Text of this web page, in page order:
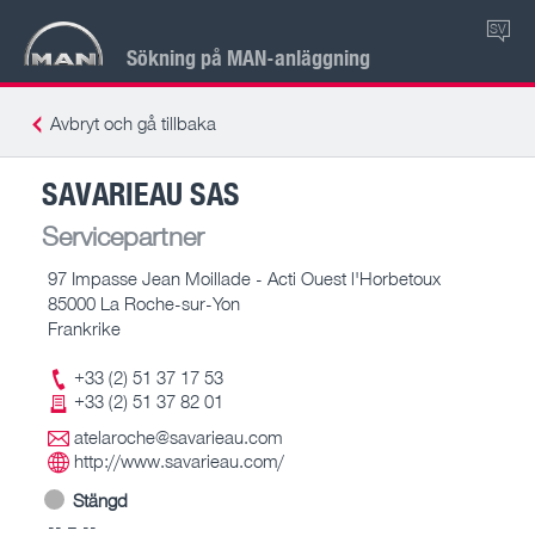
Sökning på MAN-anläggning
SV
Avbryt och gå tillbaka
SAVARIEAU SAS
Servicepartner
97 Impasse Jean Moillade - Acti Ouest l'Horbetoux
85000 La Roche-sur-Yon
Frankrike
+33 (2) 51 37 17 53
+33 (2) 51 37 82 01
atelaroche@savarieau.com
http://www.savarieau.com/
Stängd
-- – --